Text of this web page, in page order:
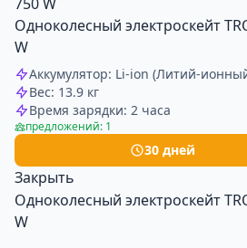
Одноколесный электроскейт
W
Аккумулятор: Li-ion (Литий-
Вес: 13.9 кг
Время зарядки: 2 часа
предложений: 1
30 дней
Закрыть
Одноколесный электроскейт
W